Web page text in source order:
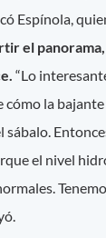
Espínola,
el
“Lo
cómo la
el nivel